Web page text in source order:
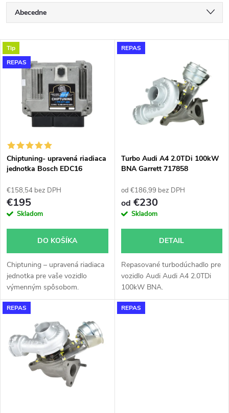
R
a
d
i
e
p
r
d
u
k
t
Abecedne
Najdrahšie
Najpredávanejšie
V
ý
s
p
r
o
d
u
k
t
o
Tip
REPAS
Chiptuning- upravená riadiaca
jednotka Bosch EDC16
€158,54 bez DPH
€195
Skladom
DO KOŠÍKA
Chiptuning – upravená riadiaca
jednotka pre vaše vozidlo
výmenným spôsobom.
REPAS
Turbo Audi A4 2.0TDi 100kW
BNA Garrett 717858
od €186,99 bez DPH
od €230
Skladom
DETAIL
Repasované turbodúchadlo pre
vozidlo Audi Audi A4 2.0TDi
100kW BNA.
REPAS REPAS